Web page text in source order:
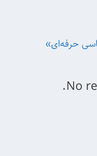
حرفه‌ای»
No